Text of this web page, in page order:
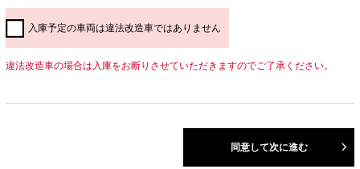
入庫予定の車両は違法改造車ではありません
違法改造車の場合は入庫をお断りさせていただきますのでご了承ください。
同意して次に進む